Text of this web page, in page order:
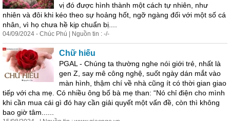
vị đó được hình thành một cách tự nhiên, như
nhiên và đôi khi kéo theo sự hoảng hốt, ngỡ ngàng đối với một số cá
nhân, vì họ chưa hề kịp chuẩn bị....
04/09/2024 - Chúc Phú | Nguồn tin : -/-
Chữ hiếu
PGAL - Chúng ta thường nghe nói giới trẻ, nhất là
gen Z, say mê công nghệ, suốt ngày dán mắt vào
màn hình, thậm chí về nhà cũng ít có thời gian giao
tiếp với cha mẹ. Có nhiều ông bố bà mẹ than: “Nó chỉ điện cho mình
khi cần mua cái gì đó hay cần giải quyết một vấn đề, còn thì không
bao giờ tâm......